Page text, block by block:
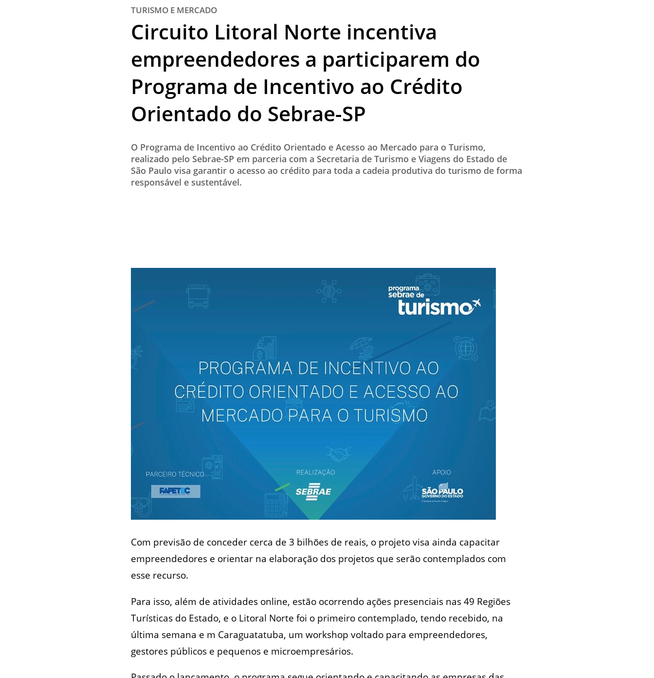
ÚLTIMAS NOTÍCIAS
QUEM SOMOS - EQUIPE
CONTATO
TURISMO E MERCADO
Circuito Litoral Norte incentiva
empreendedores a participarem do
Programa de Incentivo ao Crédito
Orientado do Sebrae-SP
O Programa de Incentivo ao Crédito Orientado e Acesso ao Mercado para o Turismo,
realizado pelo Sebrae-SP em parceria com a Secretaria de Turismo e Viagens do Estado de
São Paulo visa garantir o acesso ao crédito para toda a cadeia produtiva do turismo de forma
responsável e sustentável.
Com previsão de conceder cerca de 3 bilhões de reais, o projeto visa ainda capacitar
empreendedores e orientar na elaboração dos projetos que serão contemplados com
esse recurso.
Para isso, além de atividades online, estão ocorrendo ações presenciais nas 49 Regiões
Turísticas do Estado, e o Litoral Norte foi o primeiro contemplado, tendo recebido, na
última semana e m Caraguatatuba, um workshop voltado para empreendedores,
gestores públicos e pequenos e microempresários.